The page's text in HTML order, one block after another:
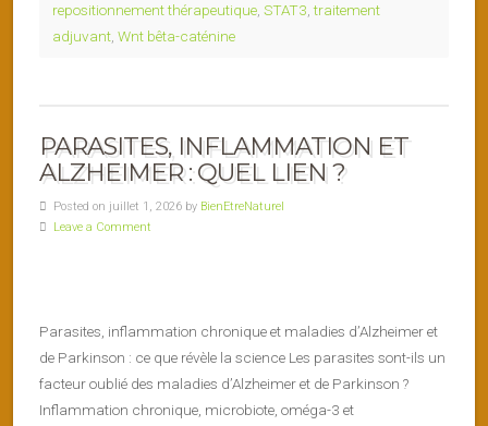
repositionnement thérapeutique STAT3 ,traitement
adjuvant Wnt bêta-caténine
PARASITES, INFLAMMATION ET
ALZHEIMER : QUEL LIEN ?
Posted on juillet 1, 2026 by BienEtreNaturel
Leave a Comment
Parasites, inflammation chronique et maladies d’Alzheimer et
de Parkinson : ce que révèle la science Les parasites sont-ils un
facteur oublié des maladies d’Alzheimer et de Parkinson ?
Inflammation chronique, microbiote, oméga-3 et